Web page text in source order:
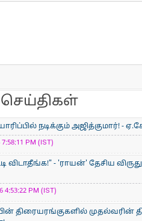
செய்திகள்
நடிக்கும் அஜித்குமார்! -
PM (IST)
விடாதீங்க!" - 'ராயன்' தேசிய
PM (IST)
திரையரங்குகளில் முதல்வரின்